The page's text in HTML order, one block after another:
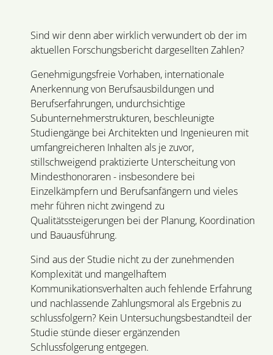
Sind wir denn aber wirklich verwundert ob der im
aktuellen Forschungsbericht dargesellten Zahlen?
Genehmigungsfreie Vorhaben, internationale
Anerkennung von Berufsausbildungen und
Berufserfahrungen, undurchsichtige
Subunternehmerstrukturen, beschleunigte
Studiengänge bei Architekten und Ingenieuren mit
umfangreicheren Inhalten als je zuvor,
stillschweigend praktizierte Unterscheitung von
Mindesthonoraren - insbesondere bei
Einzelkämpfern und Berufsanfängern und vieles
mehr führen nicht zwingend zu
Qualitätssteigerungen bei der Planung, Koordination
und Bauausführung.
Sind aus der Studie nicht zu der zunehmenden
Komplexität und mangelhaftem
Kommunikationsverhalten auch fehlende Erfahrung
und nachlassende Zahlungsmoral als Ergebnis zu
schlussfolgern? Kein Untersuchungsbestandteil der
Studie stünde dieser ergänzenden
Schlussfolgerung entgegen.